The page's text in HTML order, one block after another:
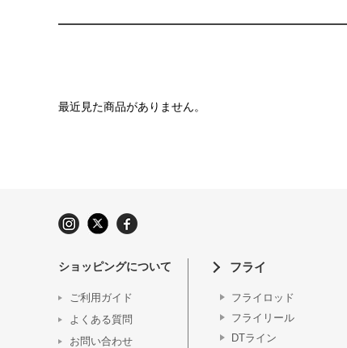
最近見た商品がありません。
ショッピングについて
ご利用ガイド
よくある質問
お問い合わせ
フライ
フライロッド
フライリール
DTライン